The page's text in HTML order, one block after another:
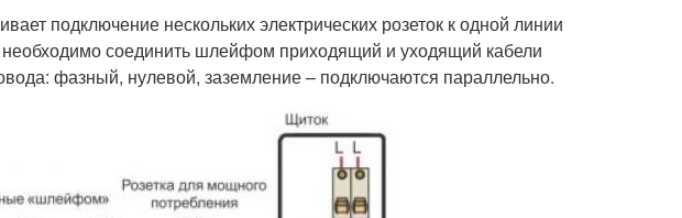
подключение нескольких электрических розеток к одной линии
соединить шлейфом приходящий и уходящий кабели
фазный, нулевой, заземление – подключаются параллельно.